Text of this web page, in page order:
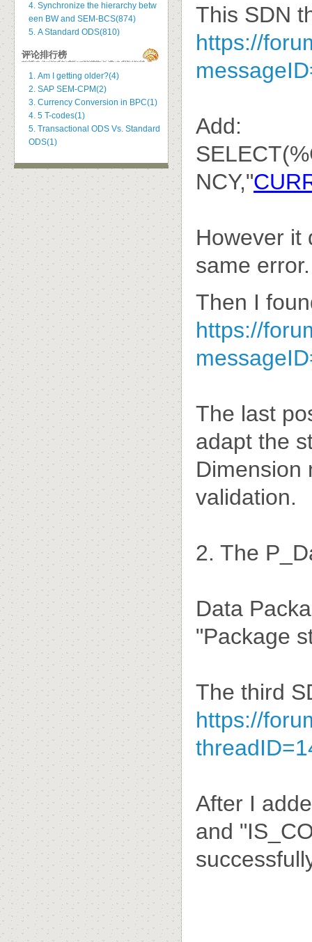
This SDN
https://
Add:
NCY,"
However it
same error.
Then I
https://
The last
adapt the
Dimension
validation.
2. The
Data
"Package
The third
https://
After I
and
4. Synchronize the hierarchy betw
een BW and SEM-BCS(874)
5. A Standard ODS(810)
评论排行榜
1. Am I getting older?(4)
2. SAP SEM-CPM(2)
3. Currency Conversion in BPC(1)
4. 5 T-codes(1)
5. Transactional ODS Vs. Standard
ODS(1)